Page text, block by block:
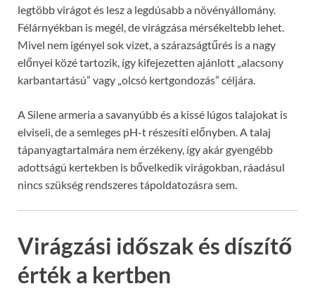
legtöbb virágot és lesz a legdúsabb a növényállomány.
Félárnyékban is megél, de virágzása mérsékeltebb lehet.
Mivel nem igényel sok vizet, a szárazságtűrés is a nagy
előnyei közé tartozik, így kifejezetten ajánlott „alacsony
karbantartású” vagy „olcsó kertgondozás” céljára.
A Silene armeria a savanyúbb és a kissé lúgos talajokat is
elviseli, de a semleges pH-t részesíti előnyben. A talaj
tápanyagtartalmára nem érzékeny, így akár gyengébb
adottságú kertekben is bővelkedik virágokban, ráadásul
nincs szükség rendszeres tápoldatozásra sem.
Virágzási időszak és díszítő
érték a kertben